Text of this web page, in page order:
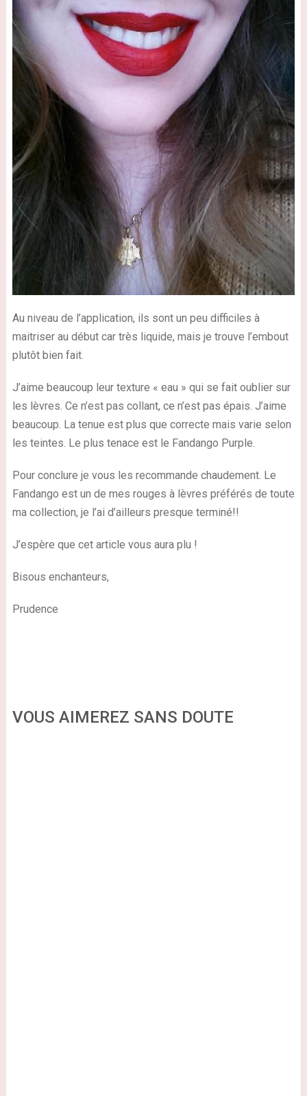
Au niveau de l’application, ils sont un peu difficiles à
maitriser au début car très liquide, mais je trouve l’embout
plutôt bien fait.
J’aime beaucoup leur texture « eau » qui se fait oublier sur
les lèvres. Ce n’est pas collant, ce n’est pas épais. J’aime
beaucoup. La tenue est plus que correcte mais varie selon
les teintes. Le plus tenace est le Fandango Purple.
Pour conclure je vous les recommande chaudement. Le
Fandango est un de mes rouges à lèvres préférés de toute
ma collection, je l’ai d’ailleurs presque terminé!!
J’espère que cet article vous aura plu !
Bisous enchanteurs,
Prudence
VOUS AIMEREZ SANS DOUTE